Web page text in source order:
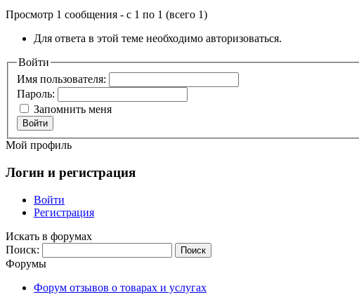
Просмотр 1 сообщения - с 1 по 1 (всего 1)
Для ответа в этой теме необходимо авторизоваться.
Войти
Имя пользователя:
Пароль:
Запомнить меня
Войти
Мой профиль
Логин и регистрация
Войти
Регистрация
Искать в форумах
Поиск:
Форумы
Форум отзывов о товарах и услугах